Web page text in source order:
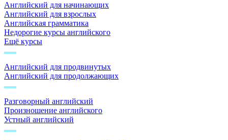
Английский для начинающих
Английский для взрослых
Английская грамматика
Недорогие курсы английского
Ещё курсы
Английский для продвинутых
Английский для продолжающих
Разговорный английский
Произношение английского
Устный английский